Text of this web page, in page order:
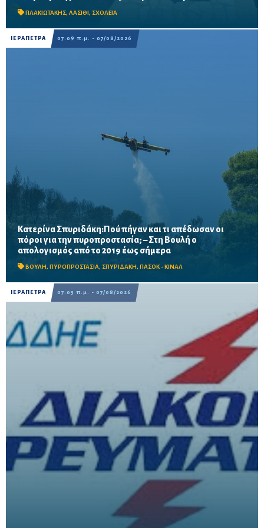
ΠΛΑΚΙΩΤΑΚΗΣ, ΛΑΣΙΘΙ, ΣΧΟΛΕΙΑ
Προβλέπονται ανακαινίσεις αιθουσών, αύλειων και...
ΙΕΡΑΠΕΤΡΑ 07:09 π.μ. - 07/08/2026
Κατερίνα Σπυριδάκη:Πού πήγαν και τι απέδωσαν οι
πόροι για την πυροπροστασία; – Στη Βουλή ο
απολογισμός από το 2019 έως σήμερα
ΒΟΥΛΗ, ΠΥΡΟΠΡΟΣΤΑΣΙΑ, ΣΠΥΡΙΔΑΚΗ, ΠΑΣΟΚ - ΚΙΝΑΛ
Το ΠΑΣΟΚ ζητά πλήρη απολογισμό των χρηματοδοτήσεων από
το 2019, στοιχεία για τα προγράμματα «ΑΙΓΙΣ» και AntiNero,
καθώς και απαντήσεις για προσωπικό, οχήματα, ε...
ΙΕΡΑΠΕΤΡΑ 07:03 π.μ. - 07/08/2026